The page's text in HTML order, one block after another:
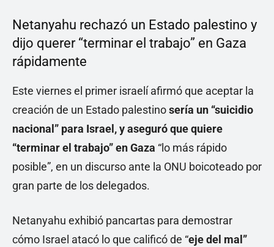
Netanyahu rechazó un Estado palestino y
dijo querer “terminar el trabajo” en Gaza
rápidamente
Este viernes el primer israelí afirmó que aceptar la
creación de un Estado palestinosería un “suicidio
nacional” para Israel, y aseguró que quiere
“terminar el trabajo” en Gaza “lo más rápido
posible”, en un discurso ante la ONU boicoteado por
gran parte de los delegados.
Netanyahu exhibió pancartas para demostrar
cómo Israel atacó lo que calificó de “eje del mal”